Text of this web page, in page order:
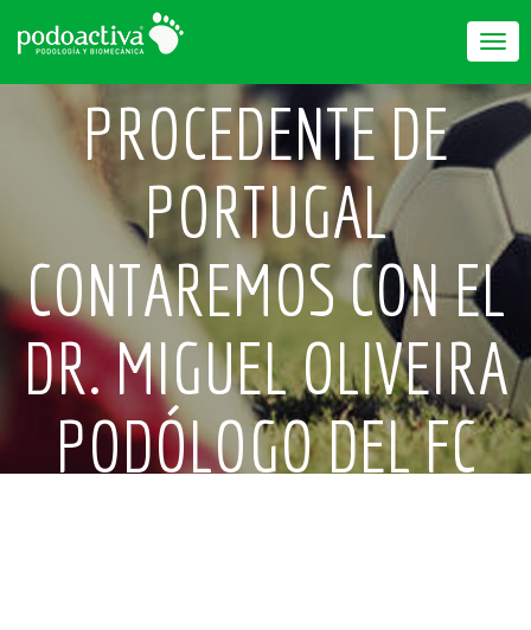
PROCEDENTE DE
PORTUGAL
CONTAREMOS CON EL
DR. MIGUEL OLIVEIRA
PODÓLOGO DEL FC